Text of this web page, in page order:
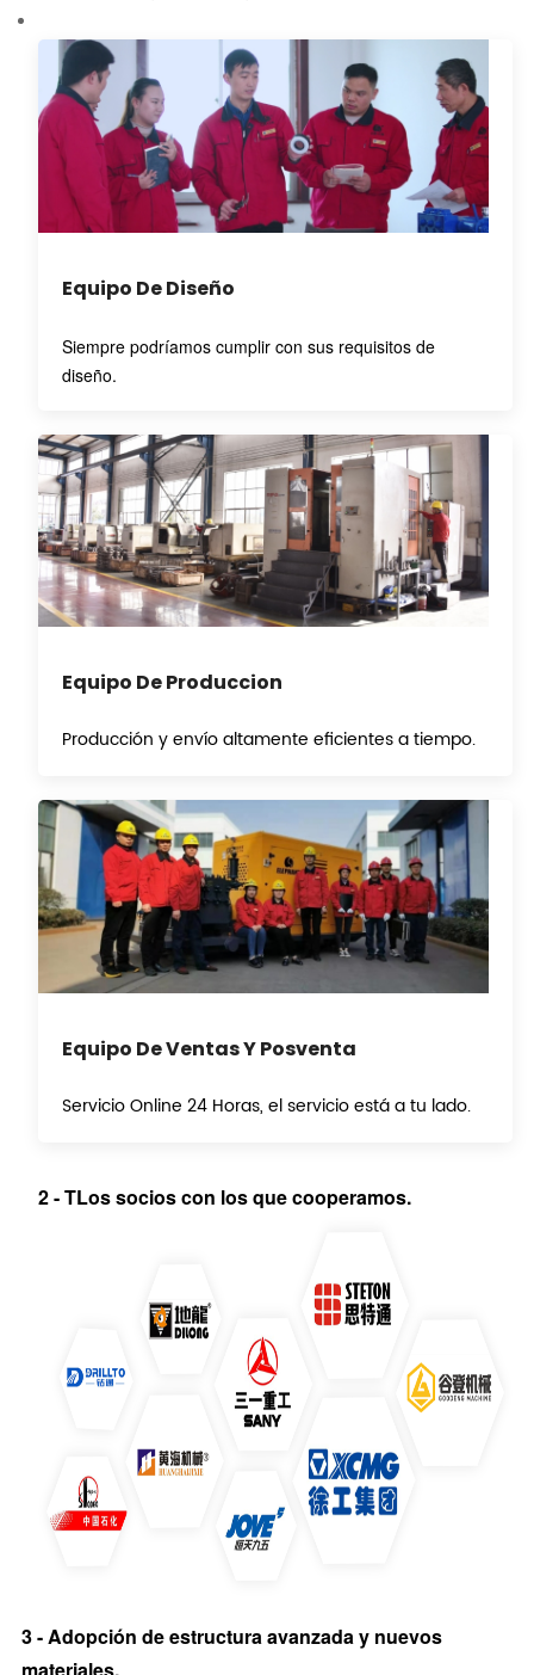
Equipo De Diseño
Siempre podríamos cumplir con sus requisitos de
diseño.
Equipo De Produccion
Producción y envío altamente eficientes a tiempo.
Equipo De Ventas Y Posventa
Servicio Online 24 Horas, el servicio está a tu lado.
2-TLos socios con los que cooperamos.
3 - Adopción de estructura avanzada y nuevos
materiales.